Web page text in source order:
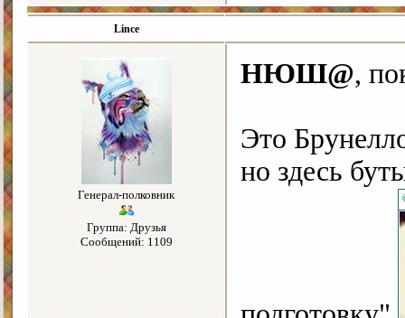
Lince
Генерал-полковник
Группа: Друзья
Сообщений: 1109
НЮШ@,
Это
но здесь